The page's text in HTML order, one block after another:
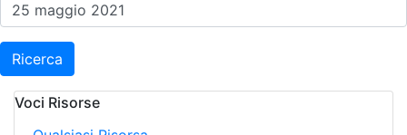
Ricerca
Voci Risorse